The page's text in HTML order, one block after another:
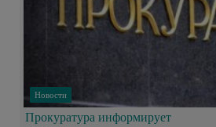
Новости
Прокуратура информирует